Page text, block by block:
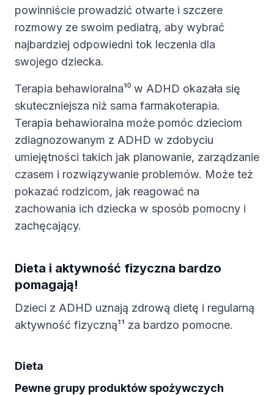
powinniście prowadzić otwarte i szczere
rozmowy ze swoim pediatrą, aby wybrać
najbardziej odpowiedni tok leczenia dla
swojego dziecka.
Terapia behawioralna¹⁰ w ADHD okazała się
skuteczniejsza niż sama farmakoterapia.
Terapia behawioralna może pomóc dzieciom
zdiagnozowanym z ADHD w zdobyciu
umiejętności takich jak planowanie, zarządzanie
czasem i rozwiązywanie problemów. Może też
pokazać rodzicom, jak reagować na
zachowania ich dziecka w sposób pomocny i
zachęcający.
Dieta i aktywność fizyczna bardzo
pomagają!
Dzieci z ADHD uznają zdrową dietę i regularną
aktywność fizyczną¹¹ za bardzo pomocne.
Dieta
Pewne grupy produktów spożywczych